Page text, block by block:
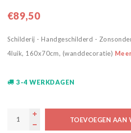
€89,50
Schilderij - Handgeschilderd -
4luik, 160x70cm, (wanddecoratie)
3-4 WERKDAGEN
TOEVOEGEN AAN